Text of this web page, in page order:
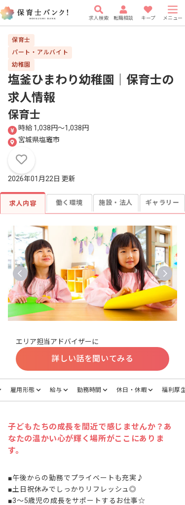
求人検索 転職相談 キープ メニュー
保育士
パート・アルバイト
幼稚園
塩釜ひまわり幼稚園｜保育士の
求人情報
保育士
時給 1,038円〜1,038円
宮城県塩竈市
2026年01月22日 更新
求人内容 働く環境 施設・法人 ギャラリー
エリア担当アドバイザーに
詳しい話を聞いてみる
雇用形態 給与 勤務時間 休日・休暇 福利厚生
子どもたちの成長を間近で感じませんか？あ
なたの温かい心が輝く場所がここにありま
す。
■午後からの勤務でプライベートも充実♪
■土日祝休みでしっかりリフレッシュ◎
■3～5歳児の成長をサポートするお仕事☆